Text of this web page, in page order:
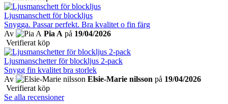
Ljusmanschett för blockljus
Snygga. Passar perfekt. Bra kvalitet o fin färg
Av
Pia A på 19/04/2026
Verifierat köp
Ljusmanschetter för blockljus 2-pack
Snygg fin kvalitet bra storlek
Av
Elsie-Marie nilsson på 19/04/2026
Verifierat köp
Se alla recensioner